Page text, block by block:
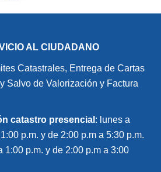
AL CIUDADANO
Catastrales, Entrega de Cartas
Salvo de Valorización y Factura
catastro presencial : lunes a
p.m. y de 2:00 p.m a 5:30 p.m.
1:00 p.m. y de 2:00 p.m a 3:00